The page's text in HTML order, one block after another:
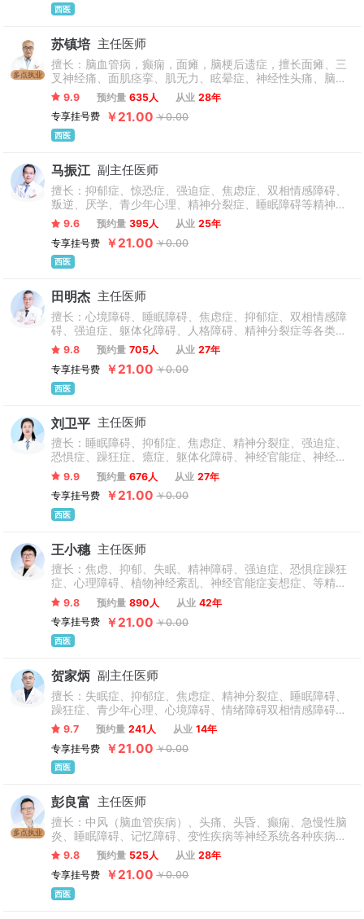
西医
多点执业
苏镇培 主任医师
擅长：脑血管病，癫痫，面瘫，脑梗后遗症，擅长面瘫、三
叉神经痛、面肌痉挛、肌无力、眩晕症、神经性头痛、脑萎
缩、视神经萎缩、脑梗后遗症、神经损伤、肌肉萎缩、特发
性震颤、手抖、脑鸣、运动神经元、免疫性脑炎、帕金森等
神经内科常见病、多发病及疑难病症的诊治。尤其是各种脑
血管疾病的诊断、治疗，经颅超声多普勒的临床应用。
9.9 预约量 635人 从业 28年
专享挂号费
￥21.00 ￥0.00
西医
马振江 副主任医师
擅长：抑郁症、惊恐症、强迫症、焦虑症、双相情感障碍、
叛逆、厌学、青少年心理、精神分裂症、睡眠障碍等精神心
理疾病有丰富的治疗经验。对心理动力学、CBT（认知行为
治疗）、树立自信、压力疏导、心理危机干预等治疗方面有
见解。
9.6 预约量 395人 从业 25年
专享挂号费
￥21.00 ￥0.00
西医
田明杰 主任医师
擅长：心境障碍、睡眠障碍、焦虑症、抑郁症、双相情感障
碍、强迫症、躯体化障碍、人格障碍、精神分裂症等各类精
神心理疾病问题诊断与治疗有丰富的经验。包括行为治疗、
认知治疗、家庭治疗、分析性心理治疗。在青春期叛逆、网
瘾、厌学等各类青少年心理健康问题咨询与诊疗方面也颇有
建树。
9.8 预约量 705人 从业 27年
专享挂号费
￥21.00 ￥0.00
西医
刘卫平 主任医师
擅长：睡眠障碍、抑郁症、焦虑症、精神分裂症、强迫症、
恐惧症、躁狂症、癔症、躯体化障碍、神经官能症、神经衰
弱、精神障碍、人格-现实解体障碍、植物神经紊乱、双相情
感障碍、心理障碍（心理咨询）、头痛、头晕、儿童多动
症、抽动症、自闭症、发育迟滞、厌学、青少年心理问题等
有关精神心理问题。
9.9 预约量 676人 从业 27年
专享挂号费
￥21.00 ￥0.00
西医
王小穗 主任医师
擅长：焦虑、抑郁、失眠、精神障碍、强迫症、恐惧症躁狂
症、心理障碍、植物神经紊乱、神经官能症妄想症、等精神
心理疑难疾病的诊断及治疗。
9.8 预约量 890人 从业 42年
专享挂号费
￥21.00 ￥0.00
西医
贺家炳 副主任医师
擅长：失眠症、抑郁症、焦虑症、精神分裂症、睡眠障碍、
躁狂症、青少年心理、心境障碍、情绪障碍双相情感障碍等
常见精神情绪障碍的诊治。
9.7 预约量 241人 从业 14年
专享挂号费
￥21.00 ￥0.00
西医
多点执业
彭良富 主任医师
擅长：中风（脑血管疾病）、头痛、头昏、癫痫、急慢性脑
炎、睡眠障碍、记忆障碍、变性疾病等神经系统各种疾病方
面有造诣，在神经精神疾病跨学科领域（如焦虑抑郁等）的
诊治亦有经验，治愈率高。
9.8 预约量 525人 从业 28年
专享挂号费
￥21.00 ￥0.00
西医